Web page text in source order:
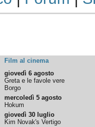
Film al cinema
giovedì 6 agosto
Greta e le favole vere
Borgo
mercoledì 5 agosto
Hokum
giovedì 30 luglio
Kim Novak's Vertigo